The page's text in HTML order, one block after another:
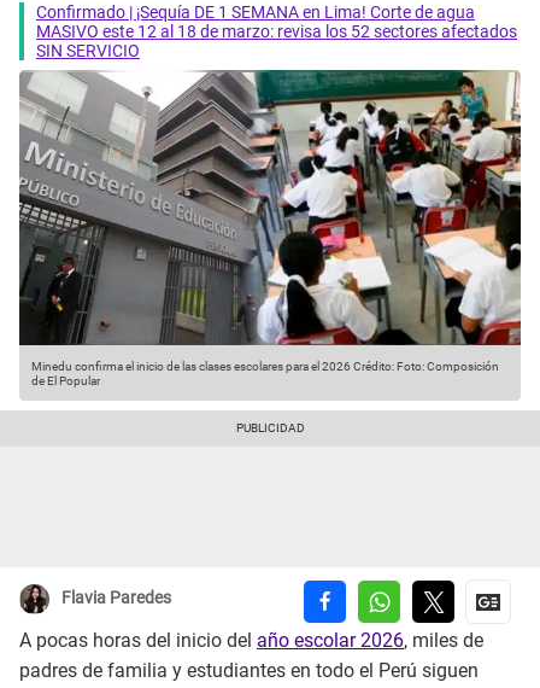
Confirmado | ¡Sequía DE 1 SEMANA en Lima! Corte de agua
MASIVO este 12 al 18 de marzo: revisa los 52 sectores afectados
SIN SERVICIO
Minedu confirma el inicio de las clases escolares para el 2026 Crédito: Foto: Composición
de El Popular
Flavia Paredes
A pocas horas del inicio del año escolar 2026, miles de
padres de familia y estudiantes en todo el Perú siguen